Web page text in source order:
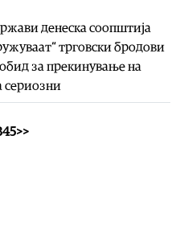
денеска соопштија
трговски бродови
за прекинување на
сериозни
45>>